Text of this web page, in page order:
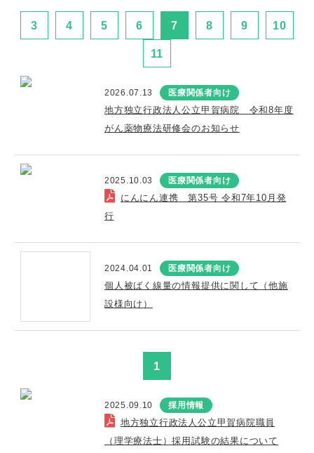
3 4 5 6 7 8 9 10
11
2026.07.13 医療関係者向け
地方独立行政法人公立甲賀病院 令和8年度
がん薬物療法研修会のお知らせ
2025.10.03 医療関係者向け
にんにん連携 第35号 令和7年10月発
行
2024.04.01 医療関係者向け
個人被ばく線量の情報提供に関して（他施
設様向け）
1
2025.09.10 採用情報
地方独立行政法人公立甲賀病院職員
（理学療法士）採用試験の結果について